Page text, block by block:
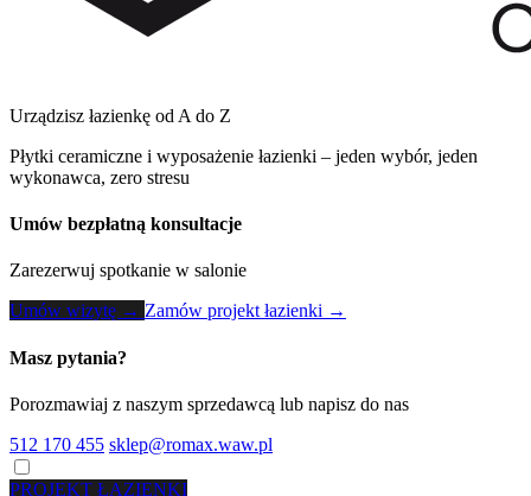
Urządzisz łazienkę od A do Z
Płytki ceramiczne i wyposażenie łazienki – jeden wybór, jeden
wykonawca, zero stresu
Umów bezpłatną konsultacje
Zarezerwuj spotkanie w salonie
Umów wizytę → Zamów projekt łazienki →
Masz pytania?
Porozmawiaj z naszym sprzedawcą lub napisz do nas
512 170 455 sklep@romax.waw.pl
PROJEKT ŁAZIENKI